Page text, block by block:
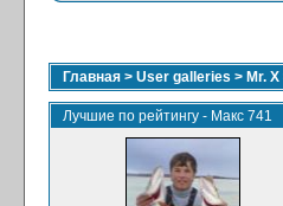
Главная > User galleries > Mr. X
Лучшие по рейтингу - Макс 741